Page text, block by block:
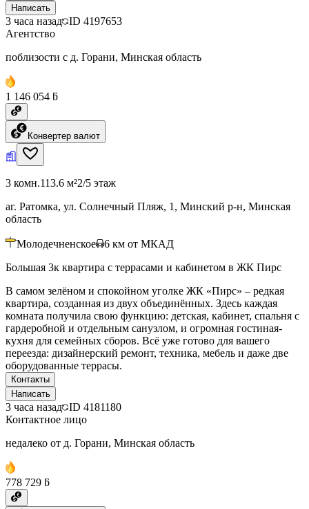
Написать
3 часа назад ID 4197653
Агентство
поблизости с д. Горани, Минская область
1 146 054 ƃ
Конвертер валют
3 комн.113.6 м²2/5 этаж
аг. Ратомка, ул. Солнечный Пляж, 1, Минский р-н, Минская
область
Молодечненское 6 км от МКАД
Большая 3к квартира с террасами и кабинетом в ЖК Пирс
В самом зелёном и спокойном уголке ЖК «Пирс» – редкая
квартира, созданная из двух объединённых. Здесь каждая
комната получила свою функцию: детская, кабинет, спальня с
гардеробной и отдельным санузлом, и огромная гостиная-
кухня для семейных сборов. Всё уже готово для вашего
переезда: дизайнерский ремонт, техника, мебель и даже две
оборудованные террасы.
Контакты
Написать
3 часа назад ID 4181180
Контактное лицо
недалеко от д. Горани, Минская область
778 729 ƃ